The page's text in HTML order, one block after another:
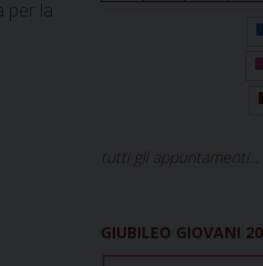
per la
tutti gli appuntamenti...
GIUBILEO GIOVANI